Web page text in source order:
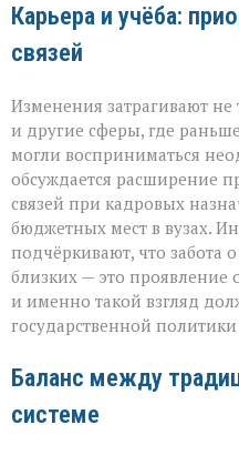
Карьера и учёба:
связей
Изменения затрагивают не
и другие сферы, где
могли восприниматься
обсуждается расширение
связей при кадровых
бюджетных мест в вузах.
подчёркивают, что забота
близких — это проявление
и именно такой взгляд
государственной
Баланс между
системе